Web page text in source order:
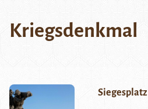
Kriegsdenkmal
Siegesplatz